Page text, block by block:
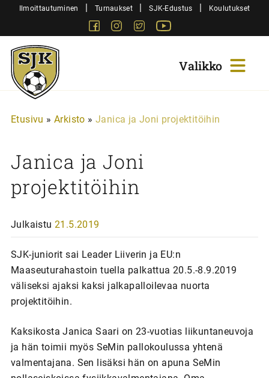
SiirryIlmoittautuminen | Turnaukset | SJK-Edustus | Koulutukset
FacebookInstagram
Twitter
Sjk-
Juniorit
Etusivu » Arkisto » Janica ja Joni projektitöihin
Janica ja Joni
projektitöihin
Julkaistu 21.5.2019
SJK-juniorit sai Leader Liiverin ja EU:n
Maaseuturahastoin tuella palkattua 20.5.-8.9.2019
väliseksi ajaksi kaksi jalkapalloilevaa nuorta
projektitöihin.
Kaksikosta Janica Saari on 23-vuotias liikuntaneuvoja
ja hän toimii myös SeMin pallokoulussa yhtenä
valmentajana. Sen lisäksi hän on apuna SeMin